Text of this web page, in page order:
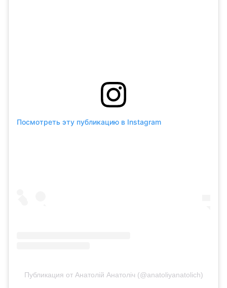
Посмотреть эту публикацию в Instagram
Публикация от Анатолій Анатоліч (@anatoliyanatolich)